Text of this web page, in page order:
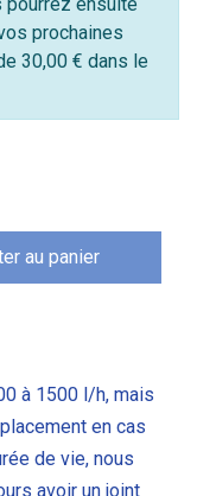
prochaines
30,00 € dans le
au panier
à 1500 l/h, mais
en cas
de vie, nous
avoir un joint